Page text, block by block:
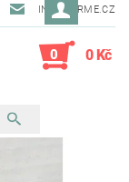
INFO@ARME.CZ
0 0 Kč